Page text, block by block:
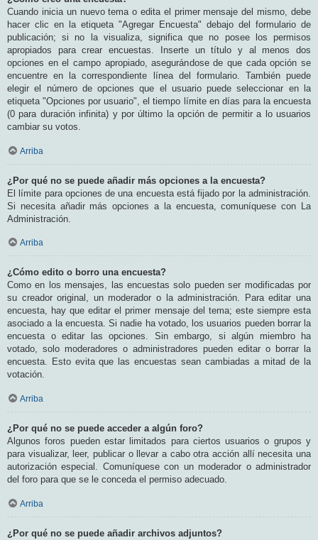
Cuando inicia un nuevo tema o edita el primer mensaje del mismo, debe
hacer clic en la etiqueta "Agregar Encuesta" debajo del formulario de
publicación; si no la visualiza, significa que no posee los permisos
apropiados para crear encuestas. Inserte un título y al menos dos
opciones en el campo apropiado, asegurándose de que cada opción se
encuentre en la correspondiente línea del formulario. También puede
elegir el número de opciones que el usuario puede seleccionar en la
etiqueta "Opciones por usuario", el tiempo límite en días para la encuesta
(0 para duración infinita) y por último la opción de permitir a lo usuarios
cambiar su votos.
Arriba
¿Por qué no se puede añadir más opciones a la encuesta?
El límite para opciones de una encuesta está fijado por la administración.
Si necesita añadir más opciones a la encuesta, comuníquese con La
Administración.
Arriba
¿Cómo edito o borro una encuesta?
Como en los mensajes, las encuestas solo pueden ser modificadas por
su creador original, un moderador o la administración. Para editar una
encuesta, hay que editar el primer mensaje del tema; este siempre esta
asociado a la encuesta. Si nadie ha votado, los usuarios pueden borrar la
encuesta o editar las opciones. Sin embargo, si algún miembro ha
votado, solo moderadores o administradores pueden editar o borrar la
encuesta. Esto evita que las encuestas sean cambiadas a mitad de la
votación.
Arriba
¿Por qué no se puede acceder a algún foro?
Algunos foros pueden estar limitados para ciertos usuarios o grupos y
para visualizar, leer, publicar o llevar a cabo otra acción allí necesita una
autorización especial. Comuníquese con un moderador o administrador
del foro para que se le conceda el permiso adecuado.
Arriba
¿Por qué no se puede añadir archivos adjuntos?